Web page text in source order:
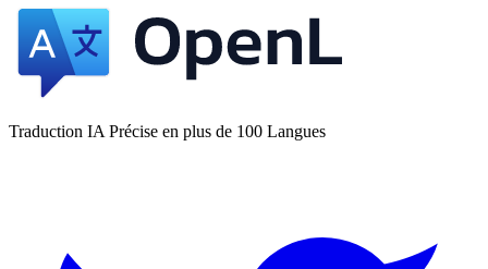
Traduction IA Précise en plus de 100 Langues